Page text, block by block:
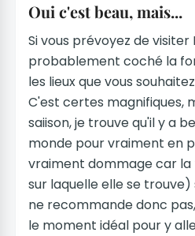
Oui c'est beau, mais...
Si vous prévoyez de visiter
probablement coché la
les lieux que vous
C'est certes magnifiques,
saiison, je trouve qu'il y a
monde pour vraiment en
vraiment dommage car
sur laquelle elle se
ne recommande donc
le moment idéal pour y